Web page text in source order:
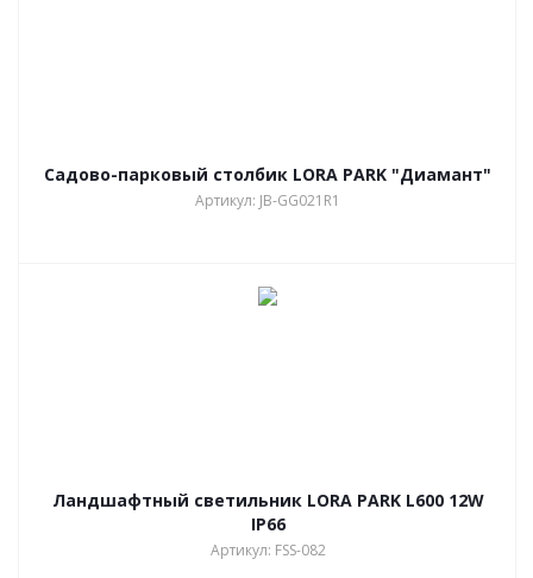
Садово-парковый столбик LORA PARK "Диамант"
Артикул: JB-GG021R1
Ландшафтный светильник LORA PARK L600 12W
IP66
Артикул: FSS-082